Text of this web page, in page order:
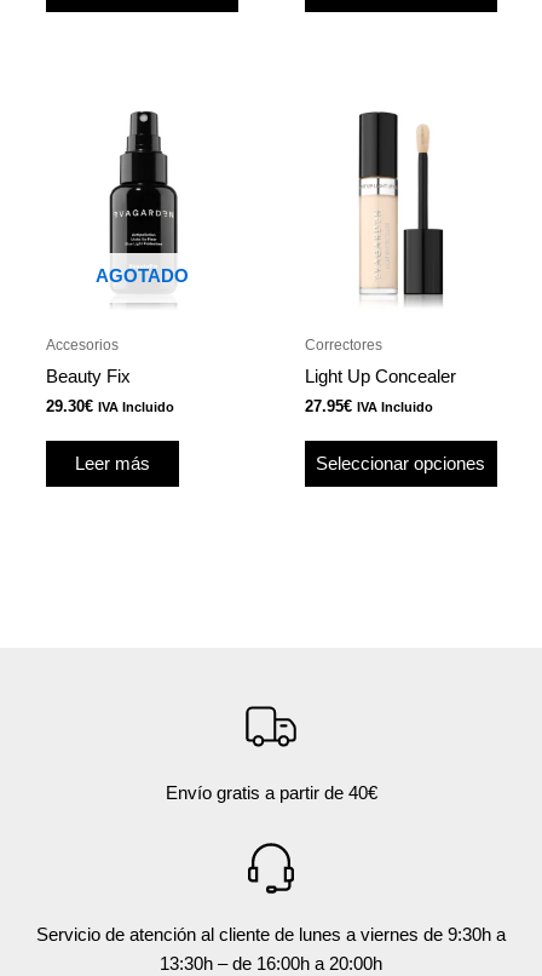
AGOTADO
Accesorios
Beauty Fix
29.30€ IVA Incluido
Leer más
Correctores
Light Up Concealer
27.95€ IVA Incluido
Seleccionar opciones
Envío gratis a partir de 40€
Servicio de atención al cliente de lunes a viernes de 9:30h a
13:30h – de 16:00h a 20:00h